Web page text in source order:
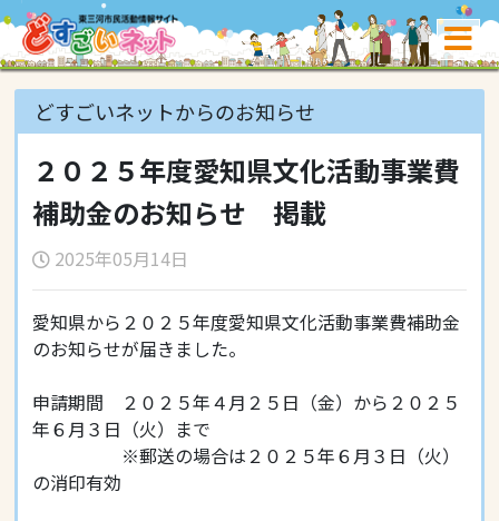
どすごいネットからのお知らせ
２０２５年度愛知県文化活動事業費
補助金のお知らせ 掲載
2025年05月14日
愛知県から２０２５年度愛知県文化活動事業費補助金
のお知らせが届きました。
申請期間 ２０２５年４月２５日（金）から２０２５
年６月３日（火）まで
※郵送の場合は２０２５年６月３日（火）
の消印有効